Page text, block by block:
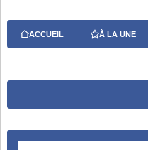
ACCUEIL À LA UNE